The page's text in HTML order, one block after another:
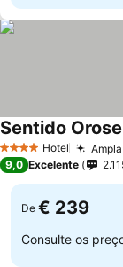
4 EstrelasHotel
Sentido
9,0 Excelente
De € 239
Consulte os